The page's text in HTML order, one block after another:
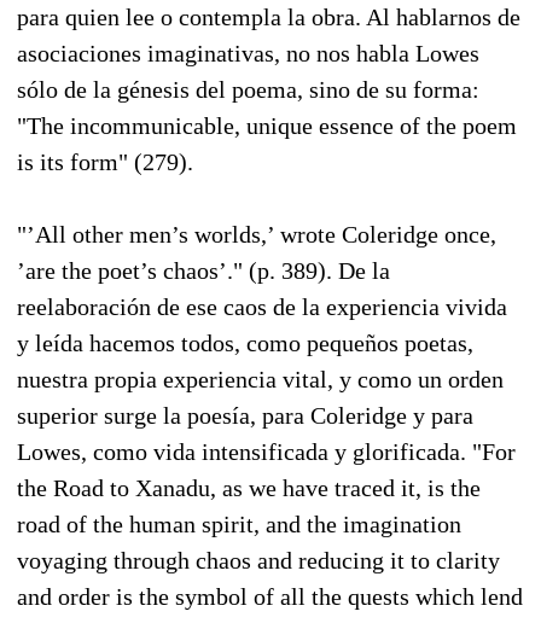
para quien lee o contempla la obra. Al hablarnos de
asociaciones imaginativas, no nos habla Lowes
sólo de la génesis del poema, sino de su forma:
"The incommunicable, unique essence of the poem
is its form" (279).
"’All other men’s worlds,’ wrote Coleridge once,
’are the poet’s chaos’." (p. 389). De la
reelaboración de ese caos de la experiencia vivida
y leída hacemos todos, como pequeños poetas,
nuestra propia experiencia vital, y como un orden
superior surge la poesía, para Coleridge y para
Lowes, como vida intensificada y glorificada. "For
the Road to Xanadu, as we have traced it, is the
road of the human spirit, and the imagination
voyaging through chaos and reducing it to clarity
and order is the symbol of all the quests which lend